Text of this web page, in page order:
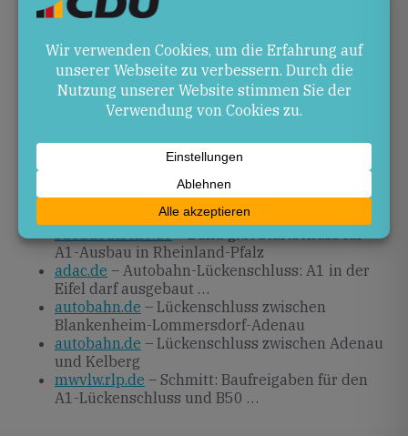
Ausblick
In den kommenden Monaten sollen die Bauarbeiten
beginnen und die noch fehlenden 25 km A1 sowie
der B50-Abschnitt realisiert werden. Entscheidend
bleibt, dass Bund und Land die nötigen Mittel
bereitstellen und den Zeitplan einhalten.
Quellen
sueddeutsche.de– Bund gibt Startschuss für
A1-Ausbau in Rheinland-Pfalz
adac.de – Autobahn-Lückenschluss: A1 in der
Eifel darf ausgebaut …
autobahn.de – Lückenschluss zwischen
Blankenheim-Lommersdorf-Adenau
autobahn.de – Lückenschluss zwischen Adenau
und Kelberg
mwvlw.rlp.de – Schmitt: Baufreigaben für den
A1-Lückenschluss und B50 …